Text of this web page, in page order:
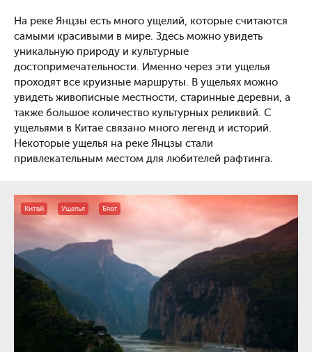
На реке Янцзы есть много ущелий, которые считаются
самыми красивыми в мире. Здесь можно увидеть
уникальную природу и культурные
достопримечательности. Именно через эти ущелья
проходят все круизные маршруты. В ущельях можно
увидеть живописные местности, старинные деревни, а
также большое количество культурных реликвий. С
ущельями в Китае связано много легенд и историй.
Некоторые ущелья на реке Янцзы стали
привлекательным местом для любителей рафтинга.
Китай Ущелья Блог